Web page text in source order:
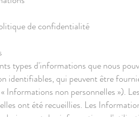
de confidentialité
types d'informations que nous
identifiables, qui peuvent être
Informations non personnelles »).
ont été recueillies. Les